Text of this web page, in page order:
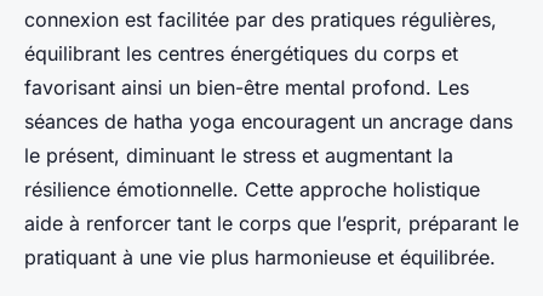
connexion est facilitée par des pratiques régulières,
équilibrant les centres énergétiques du corps et
favorisant ainsi un bien-être mental profond. Les
séances de hatha yoga encouragent un ancrage dans
le présent, diminuant le stress et augmentant la
résilience émotionnelle. Cette approche holistique
aide à renforcer tant le corps que l’esprit, préparant le
pratiquant à une vie plus harmonieuse et équilibrée.